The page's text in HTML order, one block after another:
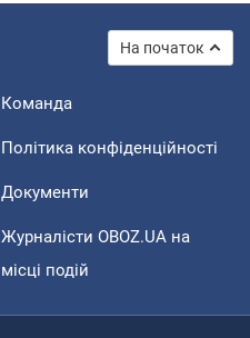
На початок
Команда
Політика конфіденційності
Документи
Журналісти OBOZ.UA на
місці подій